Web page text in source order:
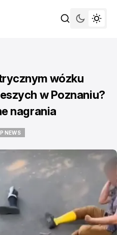
wózku
w Poznaniu?
nagrania
NEWS